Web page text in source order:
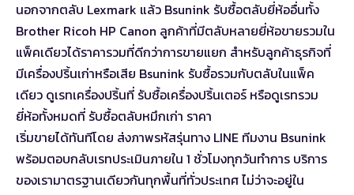
นอกจากตลับ Lexmark แล้ว Bsunink รับซื้อตลับยี่ห้ออื่นทั้ง
Brother Ricoh HP Canon ลูกค้าที่มีตลับหลายยี่ห้อขายรวมใน
แพ็คเดียวได้ราคารวมที่ดีกว่าการขายแยก สำหรับลูกค้าธุรกิจที่
มีเครื่องปริ้นเก่าหรือเสีย Bsunink รับซื้อรวมกับตลับในแพ็ค
เดียว ดูเรทเครื่องปริ้นที่ รับซื้อเครื่องปริ้นเตอร์ หรือดูเรทรวม
ยี่ห้อทั้งหมดที่ รับซื้อตลับหมึกเก่า ราคา
เริ่มขายได้ทันทีโดย ส่งภาพรหัสรุ่นทาง LINE ทีมงาน Bsunink
พร้อมตอบกลับเรทประเมินภายใน 1 ชั่วโมงทุกวันทำการ บริการ
ของเรามาตรฐานเดียวกันทุกพื้นที่ทั่วประเทศ ไม่ว่าจะอยู่ใน